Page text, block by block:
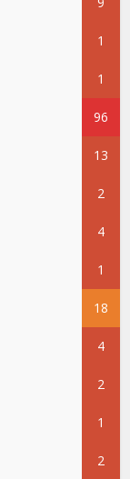
1
1
96
13
2
4
1
18
4
2
1
2